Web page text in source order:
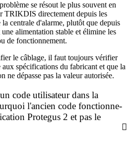
se résout le plus souvent en
TRIKDIS directement depuis les
centrale d'alarme, plutôt que depuis
alimentation stable et élimine les
de fonctionnement.
le câblage, il faut toujours vérifier
spécifications du fabricant et que la
ne dépasse pas la valeur autorisée.
code utilisateur dans la
l'ancien code fonctionne-
Protegus 2 et pas le